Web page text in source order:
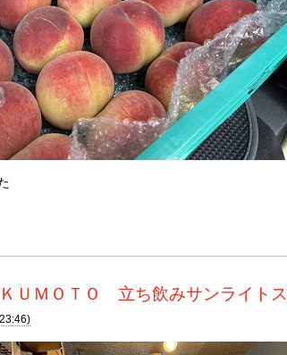
ＵＭＯＴＯ 立ち飲みサンライト